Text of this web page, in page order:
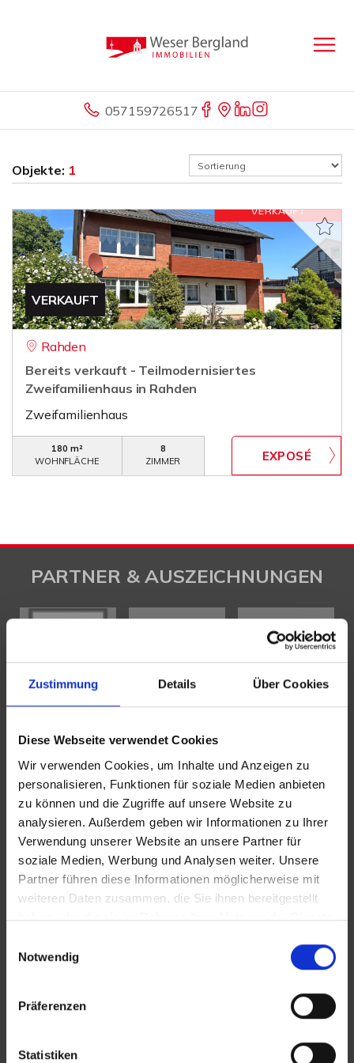
Zustimmung Details Über Cookies
Diese Webseite verwendet Cookies
Wir verwenden Cookies, um Inhalte und Anzeigen zu
personalisieren, Funktionen für soziale Medien anbieten
zu können und die Zugriffe auf unsere Website zu
analysieren. Außerdem geben wir Informationen zu Ihrer
Verwendung unserer Website an unsere Partner für
soziale Medien, Werbung und Analysen weiter. Unsere
Partner führen diese Informationen möglicherweise mit
weiteren Daten zusammen, die Sie ihnen bereitgestellt
haben oder die sie im Rahmen Ihrer Nutzung der Dienste
Notwendig
Präferenzen
Statistiken
057159726517
Objekte: 1
VERKAUFT
Rahden
Bereits verkauft - Teilmodernisiertes
Zweifamilienhaus in Rahden
Zweifamilienhaus
180 m²
WOHNFLÄCHE
8
ZIMMER
PARTNER & AUSZEICHNUNGEN
KONTAKT
WeserBergland Immobilien
Portastraße 36
32457 Porta Westfalica
Tel.:0571 - 597 265 17
Web: www.wb-immobilien.de